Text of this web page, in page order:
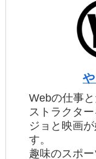
Webの仕事
ストラクタ
ジョと映画
す。
趣味のスポ